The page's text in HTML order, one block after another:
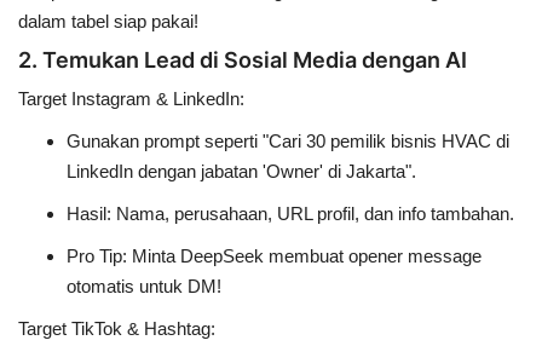
dalam tabel siap pakai!
2. Temukan Lead di Sosial Media dengan AI
Target Instagram & LinkedIn:
Gunakan prompt seperti "Cari 30 pemilik bisnis HVAC di
LinkedIn dengan jabatan 'Owner' di Jakarta".
Hasil: Nama, perusahaan, URL profil, dan info tambahan.
Pro Tip: Minta DeepSeek membuat opener message
otomatis untuk DM!
Target TikTok & Hashtag: